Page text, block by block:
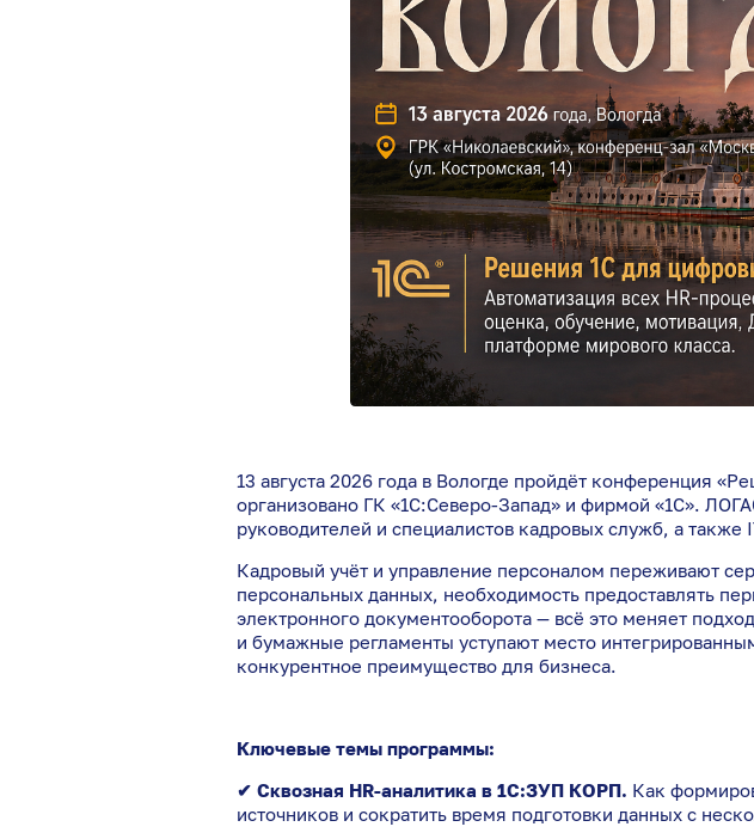
13 августа 2026 года в Вологде пройдёт конференция
организовано ГК «1С:Северо-Запад» и фирмой «1С».
руководителей и специалистов кадровых служб, а
Кадровый учёт и управление персоналом переживают
персональных данных, необходимость предоставлять
электронного документооборота — всё это меняет
и бумажные регламенты уступают место
конкурентное преимущество для бизнеса.
Ключевые темы программы:
✔ Сквозная HR-аналитика в 1С:ЗУП КОРП. Как
источников и сократить время подготовки данных с